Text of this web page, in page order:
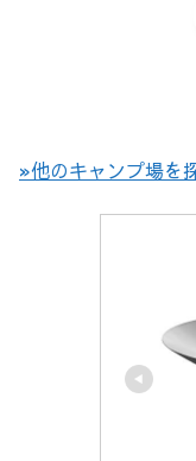
»他のキャンプ場を